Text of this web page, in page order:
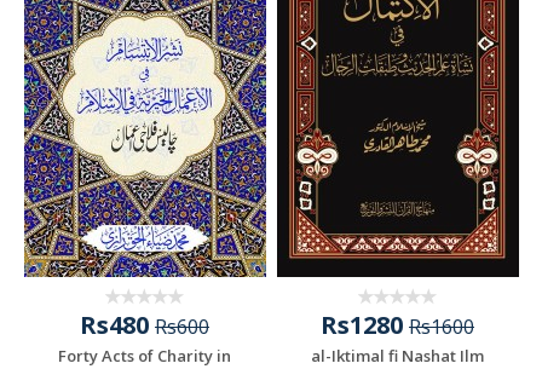
Rs480 Rs600
Forty Acts of Charity in
Rs1280 Rs1600
al-Iktimal fi Nashat Ilm